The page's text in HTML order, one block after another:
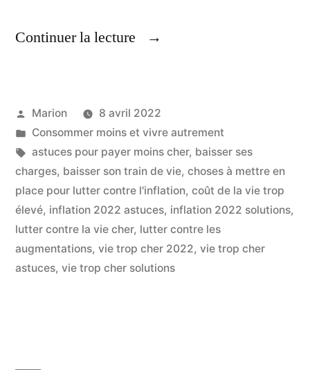
Continuer la lecture
« Lutter
Choses
A
Mettre
En
Place »
Publié
par
Marion
8 avril 2022
Publié
dans
Consommer moins et vivre autrement
Étiquettes :
astuces pour payer moins cher, baisser ses
charges, baisser son train de vie, choses à mettre en
place pour lutter contre l'inflation, coût de la vie trop
élevé, inflation 2022 astuces, inflation 2022 solutions,
lutter contre la vie cher, lutter contre les
augmentations, vie trop cher 2022, vie trop cher
astuces, vie trop cher solutions